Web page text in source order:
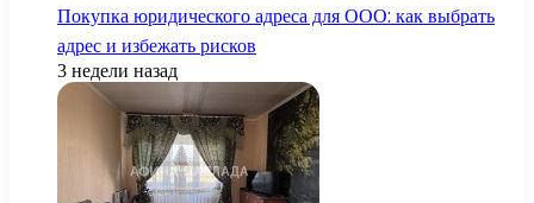
Покупка юридического адреса для ООО: как выбрать
адрес и избежать рисков
3 недели назад